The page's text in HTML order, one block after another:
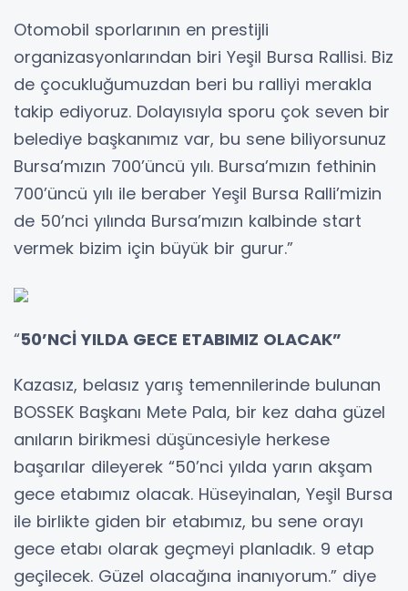
Otomobil sporlarının en prestijli
organizasyonlarından biri Yeşil Bursa Rallisi. Biz
de çocukluğumuzdan beri bu ralliyi merakla
takip ediyoruz. Dolayısıyla sporu çok seven bir
belediye başkanımız var, bu sene biliyorsunuz
Bursa’mızın 700’üncü yılı. Bursa’mızın fethinin
700’üncü yılı ile beraber Yeşil Bursa Ralli’mizin
de 50’nci yılında Bursa’mızın kalbinde start
vermek bizim için büyük bir gurur.”
“50’NCİ YILDA GECE ETABIMIZ OLACAK”
Kazasız, belasız yarış temennilerinde bulunan
BOSSEK Başkanı Mete Pala, bir kez daha güzel
anıların birikmesi düşüncesiyle herkese
başarılar dileyerek “50’nci yılda yarın akşam
gece etabımız olacak. Hüseyinalan, Yeşil Bursa
ile birlikte giden bir etabımız, bu sene orayı
gece etabı olarak geçmeyi planladık. 9 etap
geçilecek. Güzel olacağına inanıyorum.” diye